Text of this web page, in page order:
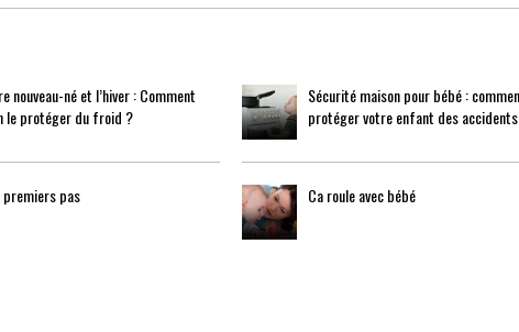
nouveau-né et l’hiver : Comment
le protéger du froid ?
Sécurité maison pour bébé :
protéger votre enfant des
premiers pas Ca roule avec bébé